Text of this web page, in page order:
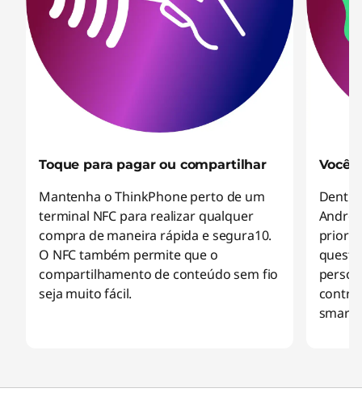
Toque para pagar ou compartilhar
Mantenha o ThinkPhone perto de um
terminal NFC para realizar qualquer
compra de maneira rápida e segura10.
O NFC também permite que o
compartilhamento de conteúdo sem fio
seja muito fácil.
Você